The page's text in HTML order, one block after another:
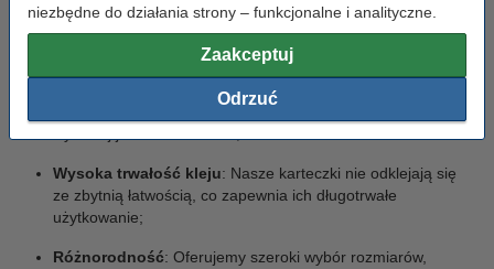
niezbędne do działania strony – funkcjonalne i analityczne.
Zaakceptuj
Odrzuć
wysoką jakość w niższej cenie - bez kompromisów. Nasze kartki i
Ekonomiczne rozwiązanie
: Karteczki 123drukuj to tańsza
Wysoka trwałość kleju: Nasze karteczki nie odklejają się
ze zbytnią łatwością, co zapewnia ich długotrwałe
użytkowanie;
Różnorodność: Oferujemy szeroki wybór rozmiarów,